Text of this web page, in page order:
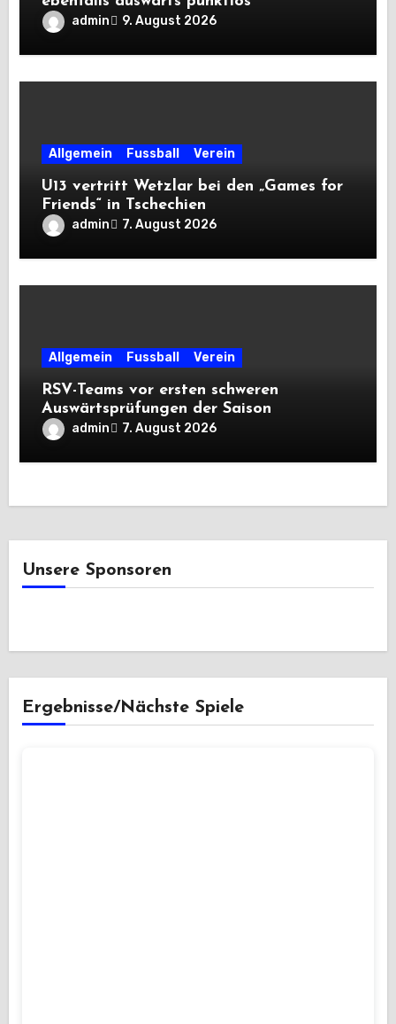
admin 9. August 2026
Allgemein Fussball Verein
U13 vertritt Wetzlar bei den „Games for
Friends“ in Tschechien
admin 7. August 2026
Allgemein Fussball Verein
RSV-Teams vor ersten schweren
Auswärtsprüfungen der Saison
admin 7. August 2026
Unsere Sponsoren
Ergebnisse/Nächste Spiele